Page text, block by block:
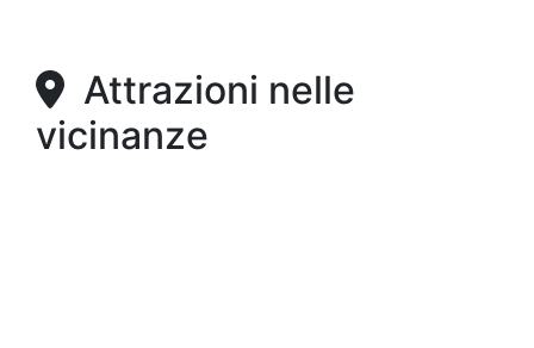
Attrazioni nelle
vicinanze